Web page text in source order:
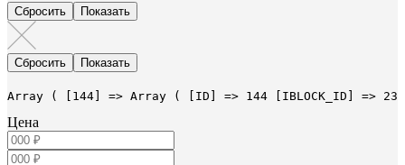
Array ( [144] => Array ( [ID] => 144 [IBLOCK_ID] => 23
Цена